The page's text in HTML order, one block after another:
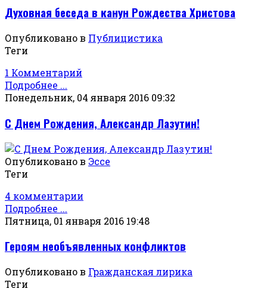
Духовная беседа в канун Рождества Христова
Опубликовано в Публицистика
Теги
1 Комментарий
Подробнее ...
Понедельник, 04 января 2016 09:32
С Днем Рождения, Александр Лазутин!
Опубликовано в Эссе
Теги
4 комментарии
Подробнее ...
Пятница, 01 января 2016 19:48
Героям необъявленных конфликтов
Опубликовано в Гражданская лирика
Теги